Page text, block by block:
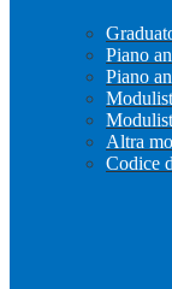
Piano
Piano
Altra
Codice